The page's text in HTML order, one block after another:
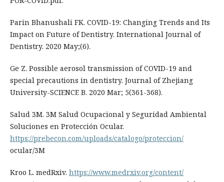
Parin Bhanushali FK. COVID-19: Changing Trends and Its
Impact on Future of Dentistry. International Journal of
Dentistry. 2020 May;(6).
Ge Z. Possible aerosol transmission of COVID-19 and
special precautions in dentistry. Journal of Zhejiang
University-SCIENCE B. 2020 Mar; 5(361-368).
Salud 3M. 3M Salud Ocupacional y Seguridad Ambiental
Soluciones en Protección Ocular.
https://prebecon.com/uploads/catalogo/proteccion/
ocular/3M
Kroo L. medRxiv. https://www.medrxiv.org/content/